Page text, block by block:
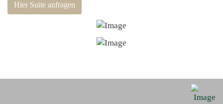
Hier Suite anfragen